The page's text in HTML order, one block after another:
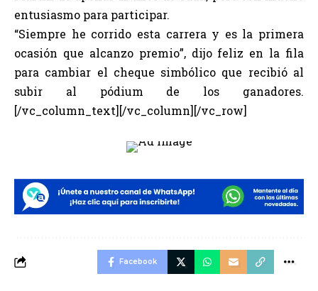
entusiasmo para participar.
“Siempre he corrido esta carrera y es la primera
ocasión que alcanzo premio”, dijo feliz en la fila
para cambiar el cheque simbólico que recibió al
subir al pódium de los ganadores.
[/vc_column_text][/vc_column][/vc_row]
Facebook